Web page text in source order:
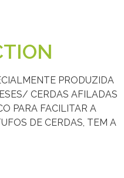
PRODUZIDA
CERDAS AFILADAS
PARA FACILITAR A
DE CERDAS, TEM A